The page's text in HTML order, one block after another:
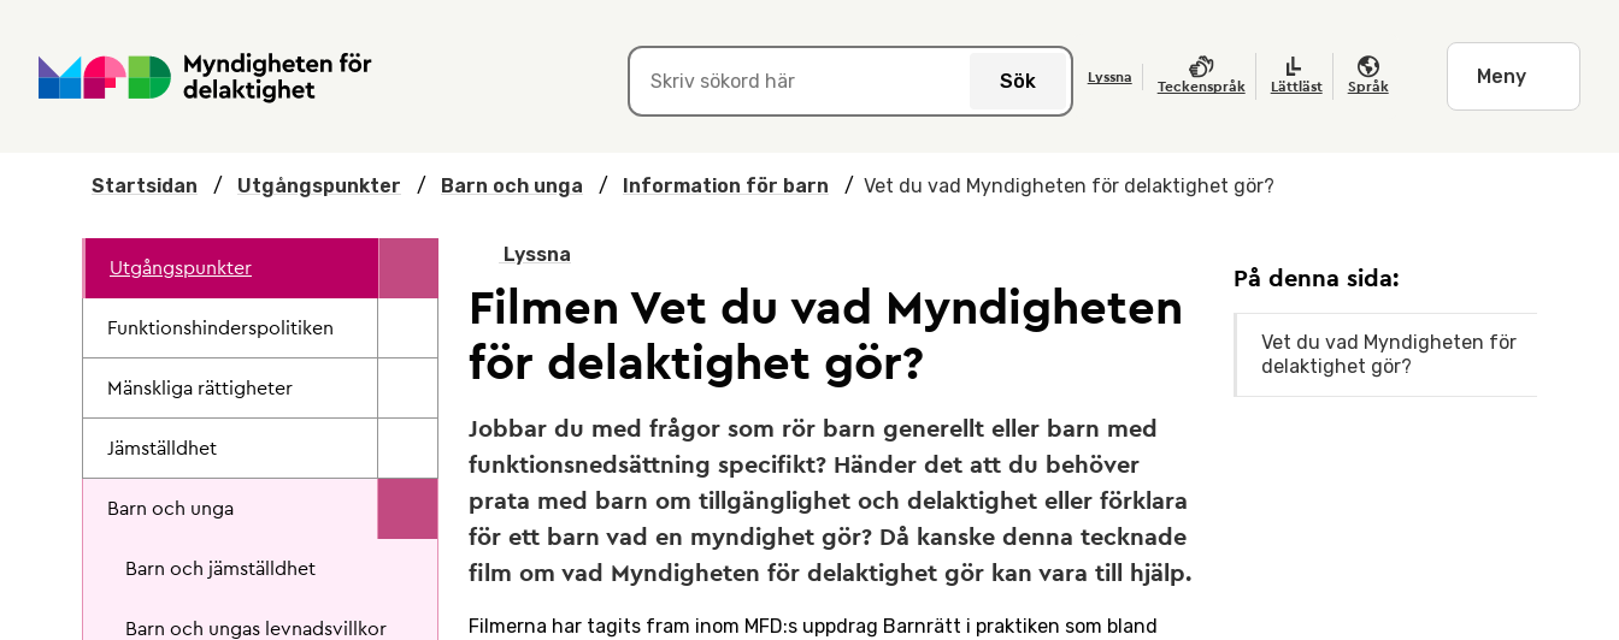
Sök Lyssna
Teckenspråk Lättläst Språk Meny
Startsidan / Utgångspunkter / Barn och unga / Information för barn / Vet du vad Myndigheten för delaktighet gör?
Utgångspunkter
Funktionshinderspolitiken
Mänskliga rättigheter
Jämställdhet
Barn och unga
Barn och jämställdhet
Barn och ungas levnadsvillkor
Lyssna
Filmen Vet du vad Myndigheten
för delaktighet gör?
Jobbar du med frågor som rör barn generellt eller barn med
funktionsnedsättning specifikt? Händer det att du behöver
prata med barn om tillgänglighet och delaktighet eller förklara
för ett barn vad en myndighet gör? Då kanske denna tecknade
film om vad Myndigheten för delaktighet gör kan vara till hjälp.
Filmerna har tagits fram inom MFD:s uppdrag Barnrätt i praktiken som bland
På denna sida:
Vet du vad Myndigheten för
delaktighet gör?